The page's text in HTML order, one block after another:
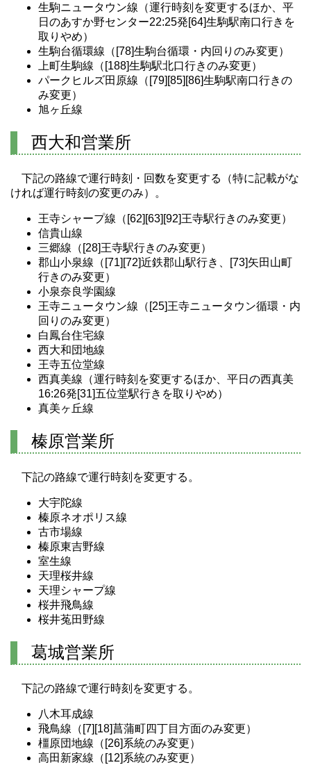
生駒ニュータウン線（運行時刻を変更するほか、平
日のあすか野センター22:25発[64]生駒駅南口行きを
取りやめ）
生駒台循環線（[78]生駒台循環・内回りのみ変更）
上町生駒線（[188]生駒駅北口行きのみ変更）
パークヒルズ田原線（[79][85][86]生駒駅南口行きの
み変更）
旭ヶ丘線
西大和営業所
下記の路線で運行時刻・回数を変更する（特に記載がな
ければ運行時刻の変更のみ）。
王寺シャープ線（[62][63][92]王寺駅行きのみ変更）
信貴山線
三郷線（[28]王寺駅行きのみ変更）
郡山小泉線（[71][72]近鉄郡山駅行き、[73]矢田山町
行きのみ変更）
小泉奈良学園線
王寺ニュータウン線（[25]王寺ニュータウン循環・内
回りのみ変更）
白鳳台住宅線
西大和団地線
王寺五位堂線
西真美線（運行時刻を変更するほか、平日の西真美
16:26発[31]五位堂駅行きを取りやめ）
真美ヶ丘線
榛原営業所
下記の路線で運行時刻を変更する。
大宇陀線
榛原ネオポリス線
古市場線
榛原東吉野線
室生線
天理桜井線
天理シャープ線
桜井飛鳥線
桜井菟田野線
葛城営業所
下記の路線で運行時刻を変更する。
八木耳成線
飛鳥線（[7][18]菖蒲町四丁目方面のみ変更）
橿原団地線（[26]系統のみ変更）
高田新家線（[12]系統のみ変更）